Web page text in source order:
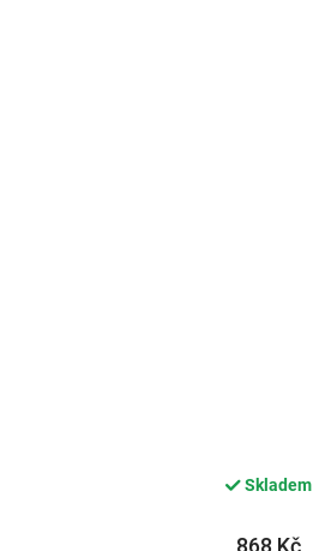
Skladem
868 Kč